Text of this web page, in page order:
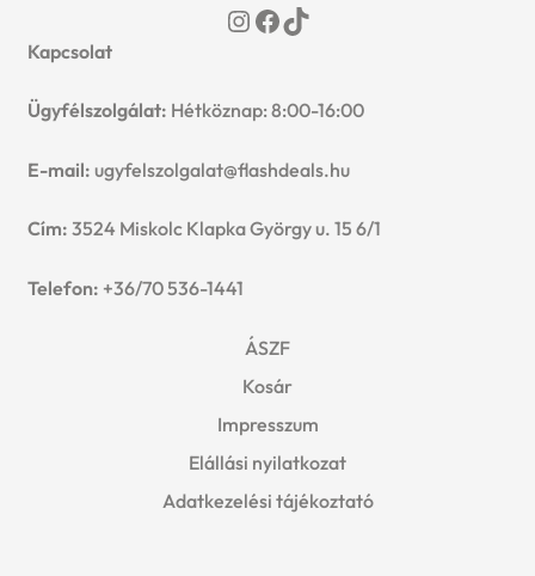
Instagram
Facebook
TikTok
Kapcsolat
Ügyfélszolgálat: Hétköznap: 8:00-16:00
E-mail: ugyfelszolgalat@flashdeals.hu
Cím: 3524 Miskolc Klapka György u. 15 6/1
Telefon: +36/70 536-1441
ÁSZF
Kosár
Impresszum
Elállási nyilatkozat
Adatkezelési tájékoztató